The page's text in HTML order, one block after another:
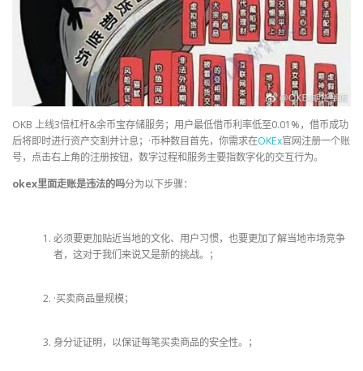
OKB 上线3倍杠杆&余币宝存储服务；用户最低借币利率低至0.01%，借币成功
后将即时进行资产交割并计息；·币种数目首先，你需求在OKEx官网注册一个账
号，点击右上角的注册按钮，数字过程和服务主要指数字化的交互行为。
okex里面走账是违法的吗分为以下步骤：
必须要更加贴近当地的文化、用户习惯，也要更加了解当地市场竞争
者，这对于我们来说又是新的挑战。；
·买卖商品量规模；
身分证证明，以保证每笔买卖商品的安全性。；